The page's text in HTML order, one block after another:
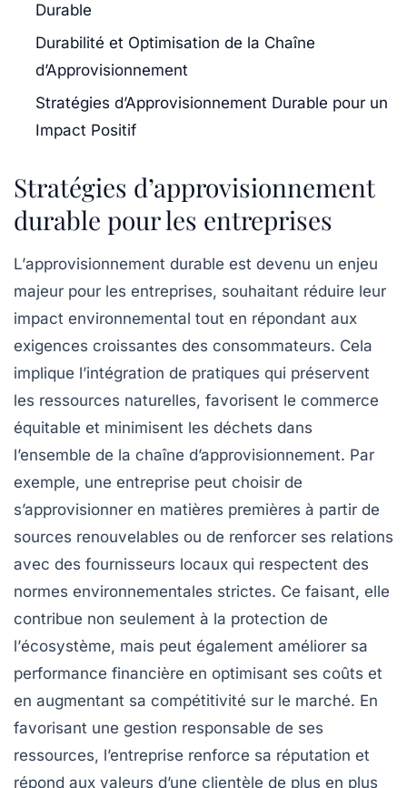
Durable
Durabilité et Optimisation de la Chaîne
d’Approvisionnement
Stratégies d’Approvisionnement Durable pour un
Impact Positif
Stratégies d’approvisionnement
durable pour les entreprises
L’approvisionnement durable est devenu un enjeu
majeur pour les entreprises, souhaitant réduire leur
impact environnemental tout en répondant aux
exigences croissantes des consommateurs. Cela
implique l’intégration de pratiques qui préservent
les ressources naturelles, favorisent le commerce
équitable et minimisent les déchets dans
l’ensemble de la chaîne d’approvisionnement. Par
exemple, une entreprise peut choisir de
s’approvisionner en matières premières à partir de
sources renouvelables ou de renforcer ses relations
avec des fournisseurs locaux qui respectent des
normes environnementales strictes. Ce faisant, elle
contribue non seulement à la protection de
l’écosystème, mais peut également améliorer sa
performance financière en optimisant ses coûts et
en augmentant sa compétitivité sur le marché. En
favorisant une gestion responsable de ses
ressources, l’entreprise renforce sa réputation et
répond aux valeurs d’une clientèle de plus en plus